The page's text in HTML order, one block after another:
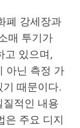
폐 강세장과
매 투기가
고 있으며,
아닌 측정 가
때문이다.
적인 내용
은 주요 디지